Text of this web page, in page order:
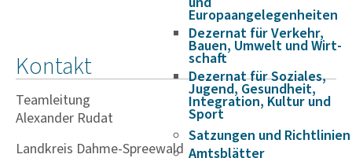
Europaangelegenheiten
Dezernat für Verkehr,
Bauen, Umwelt und Wirt­
schaft
Dezernat für Soziales,
Jugend, Gesundheit,
Integration, Kultur und
Sport
Satzungen und Richtlinien
Amtsblätter
Kontakt
Teamleitung
Alexander Rudat
Landkreis Dahme-Spreewald